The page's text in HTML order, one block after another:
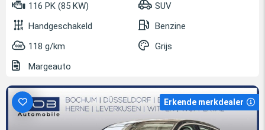
116 PK (85 KW)
SUV
Handgeschakeld
Benzine
118 g/km
Grijs
Margeauto
Erkende merkdealer